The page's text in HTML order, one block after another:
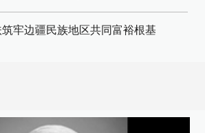
牢边疆民族地区共同富裕根基